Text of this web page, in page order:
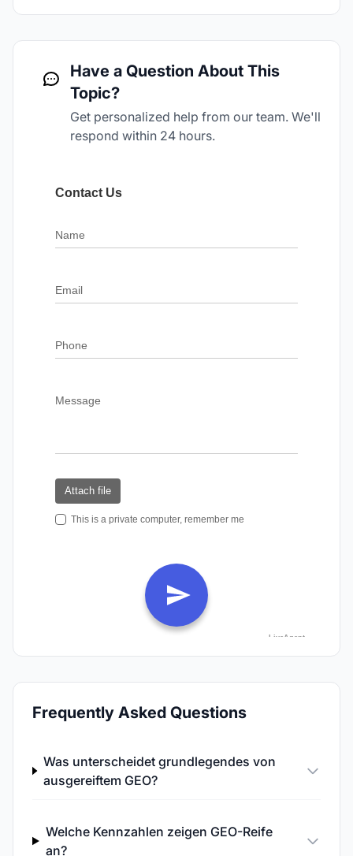
Have a Question About This
Topic?
Get personalized help from our team. We'll
respond within 24 hours.
Frequently Asked Questions
Was unterscheidet grundlegendes von
ausgereiftem GEO?
Welche Kennzahlen zeigen GEO-Reife
an?